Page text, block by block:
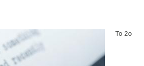
Το 2ο